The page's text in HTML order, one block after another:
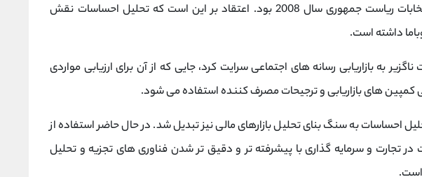
قرار گرفت در جریان انتخابات ریاست جمهوری سال 2008 بود. اعتقاد بر این است که تحلیل احساسات نقش
داشته است.
به بازاریابی رسانه های اجتماعی سرایت کرد، جایی که از آن برای ارزیابی مواردی
کمپین های بازاریابی و ترجیحات مصرف کننده استفاده می شود.
و تحلیل احساسات به سنگ بنای تحلیل بازارهای مالی نیز تبدیل شد. در حال حاضر استفاده از
تجارت و سرمایه گذاری با پیشرفته تر و دقیق تر شدن فناوری های تجزیه و تحلیل